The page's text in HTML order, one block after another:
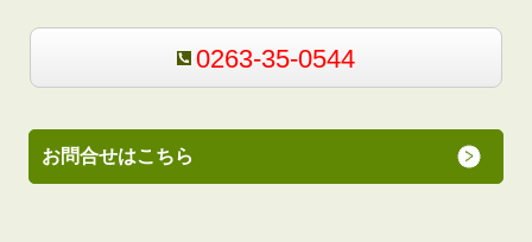
0263-35-0544
お問合せはこちら